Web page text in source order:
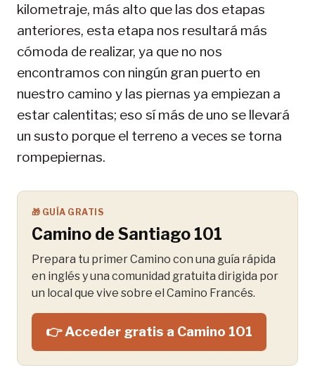
kilometraje, más alto que las dos etapas
anteriores, esta etapa nos resultará más
cómoda de realizar, ya que no nos
encontramos con ningún gran puerto en
nuestro camino y las piernas ya empiezan a
estar calentitas; eso sí más de uno se llevará
un susto porque el terreno a veces se torna
rompepiernas.
🎁 GUÍA GRATIS
Camino de Santiago 101
Prepara tu primer Camino con una guía rápida
en inglés y una comunidad gratuita dirigida por
un local que vive sobre el Camino Francés.
👉 Acceder gratis a Camino 101